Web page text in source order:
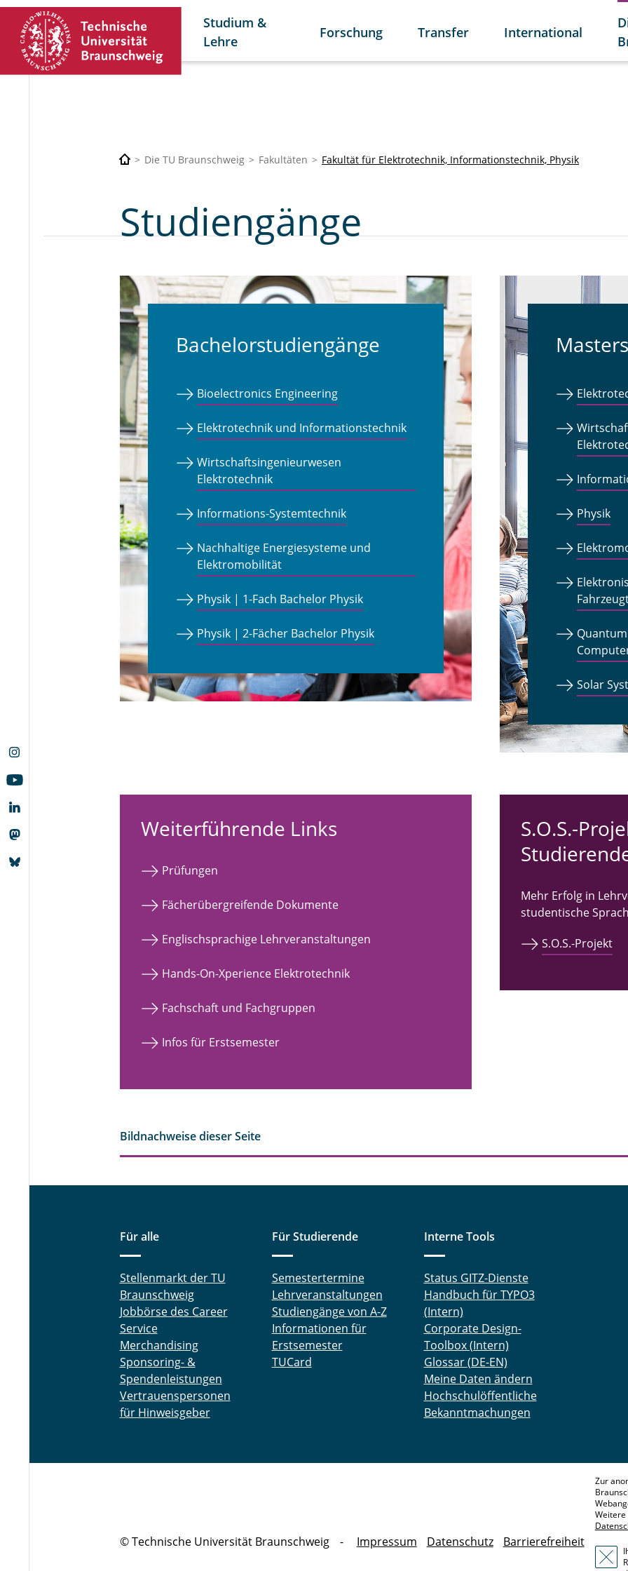
Studium &
Lehre
Forschung Transfer International
Die TU Braunschweig Fakultäten Fakultät für Elektrotechnik, Informationstechnik, Physik
Studiengänge
Bachelorstudiengänge
Bioelectronics Engineering
Elektrotechnik und Informationstechnik
Wirtschaftsingenieurwesen
Elektrotechnik
Informations-Systemtechnik
Nachhaltige Energiesysteme und
Elektromobilität
Physik | 1-Fach Bachelor Physik
Physik | 2-Fächer Bachelor Physik
Physik
Solar
Weiterführende Links
Prüfungen
Fächerübergreifende Dokumente
Englischsprachige Lehrveranstaltungen
Hands-On-Xperience Elektrotechnik
Fachschaft und Fachgruppen
Infos für Erstsemester
S.O.S.-
Mehr Erfolg in
studentische
S.O.S.-Projekt
Bildnachweise dieser Seite
Für alle
Stellenmarkt der TU
Braunschweig
Jobbörse des Career
Service
Merchandising
Sponsoring- &
Spendenleistungen
Vertrauenspersonen
für Hinweisgeber
Für Studierende
Semestertermine
Lehrveranstaltungen
Studiengänge von A-Z
Informationen für
Erstsemester
TUCard
Interne Tools
Status GITZ-Dienste
Handbuch für TYPO3
(Intern)
Corporate Design-
Toolbox (Intern)
Glossar (DE-EN)
Meine Daten ändern
Hochschulöffentliche
Bekanntmachungen
© Technische Universität Braunschweig Impressum Datenschutz Barrierefreiheit
Zur